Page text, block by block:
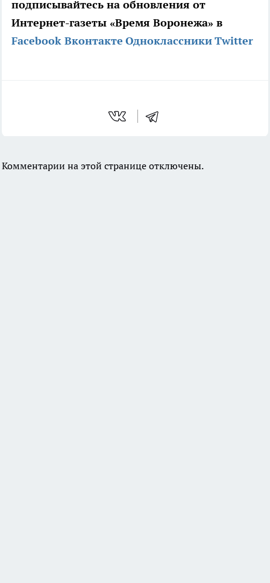
подписывайтесь на обновления от
Интернет-газеты «Время Воронежа» в
Facebook Вконтакте ОдноклассникиTwitter
Комментарии на этой странице отключены.